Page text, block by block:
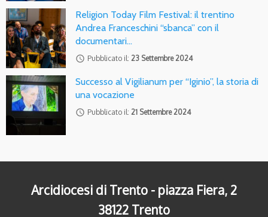
Religion Today Film Festival: il trentino
Andrea Franceschini “sbanca” con il
documentari…
access_time Pubblicato il: 23 Settembre 2024
Successo al Vigilianum per “Iginio”, la storia di
una vocazione
access_time Pubblicato il: 21 Settembre 2024
Arcidiocesi di Trento - piazza Fiera, 2
38122 Trento